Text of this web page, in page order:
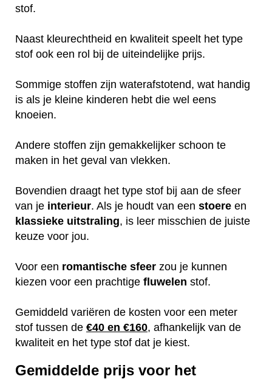
stof.
Naast kleurechtheid en kwaliteit speelt het type
stof ook een rol bij de uiteindelijke prijs.
Sommige stoffen zijn waterafstotend, wat handig
is als je kleine kinderen hebt die wel eens
knoeien.
Andere stoffen zijn gemakkelijker schoon te
maken in het geval van vlekken.
Bovendien draagt het type stof bij aan de sfeer
van je interieur. Als je houdt van een stoere en
klassieke uitstraling, is leer misschien de juiste
keuze voor jou.
Voor een romantische sfeer zou je kunnen
kiezen voor een prachtige fluwelen stof.
Gemiddeld variëren de kosten voor een meter
stof tussen de €40 en €160, afhankelijk van de
kwaliteit en het type stof dat je kiest.
Gemiddelde prijs voor het